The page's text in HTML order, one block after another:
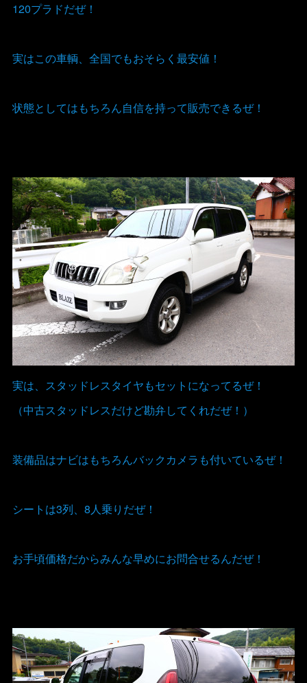
120プラドだぜ！
実はこの車輌、全国でもおそらく最安値！
状態としてはもちろん自信を持って販売できるぜ！
実は、スタッドレスタイヤもセットになってるぜ！
（中古スタッドレスだけど勘弁してくれだぜ！）
装備品はナビはもちろんバックカメラも付いているぜ！
シートは3列、8人乗りだぜ！
お手頃価格だからみんな早めにお問合せるんだぜ！